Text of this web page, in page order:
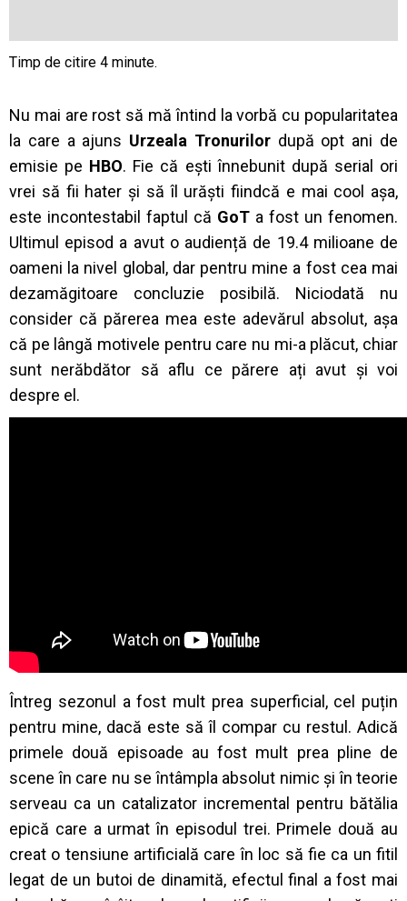
Nu mai are rost să mă întind la vorbă cu popularitatea
la care a ajuns Urzeala Tronurilordupă opt ani de
emisie pe HBO. Fie că ești înnebunit după serial ori
vrei să fii hater și să îl urăști fiindcă e mai cool așa,
este incontestabil faptul că GoT a fost un fenomen.
Ultimul episod a avut o audiență de 19.4 milioane de
oameni la nivel global, dar pentru mine a fost cea mai
dezamăgitoare concluzie posibilă. Niciodată nu
consider că părerea mea este adevărul absolut, așa
că pe lângă motivele pentru care nu mi-a plăcut, chiar
sunt nerăbdător să aflu ce părere ați avut și voi
despre el.
Întreg sezonul a fost mult prea superficial, cel puțin
pentru mine, dacă este să îl compar cu restul. Adică
primele două episoade au fost mult prea pline de
scene în care nu se întâmpla absolut nimic și în teorie
serveau ca un catalizator incremental pentru bătălia
epică care a urmat în episodul trei. Primele două au
creat o tensiune artificială care în loc să fie ca un fitil
legat de un butoi de dinamită, efectul final a fost mai